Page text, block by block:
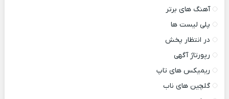
آهنگ های برتر
پلی لیست ها
در انتظار پخش
رپورتاژ آگهی
ریمیکس های تاپ
گلچین های ناب